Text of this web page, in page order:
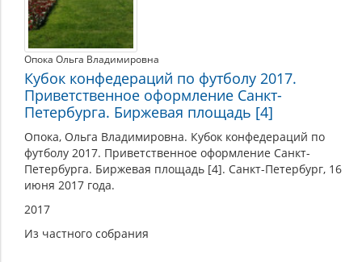
Опока Ольга Владимировна
Кубок конфедераций по футболу 2017.
Приветственное оформление Санкт-
Петербурга. Биржевая площадь [4]
Опока, Ольга Владимировна. Кубок конфедераций по
футболу 2017. Приветственное оформление Санкт-
Петербурга. Биржевая площадь [4]. Санкт-Петербург, 16
июня 2017 года.
2017
Из частного собрания